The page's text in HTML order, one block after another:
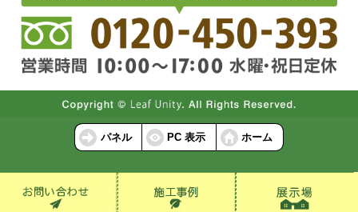
パネル PC 表示 ホーム